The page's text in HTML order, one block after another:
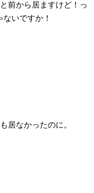
前から居ますけど！っ
いですか！
居なかったのに。